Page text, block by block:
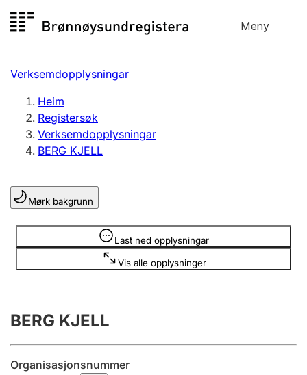
til
Meny
Registersøk
Aksjeselskap
Enkeltpersonføretak
Registrere, endre, slette
Lag og foreining
Registrere, endre, slette
Årsrekneskap
Innsending og forseinkingsgebyr
Verksemdopplysningar
Heim
Registersøk
Verksemdopplysningar
BERG KJELL
Mørk bakgrunn
Last ned opplysningar
Vis alle opplysninger
Opplysninger er skjult
BERG KJELL
Organisasjonsnummer